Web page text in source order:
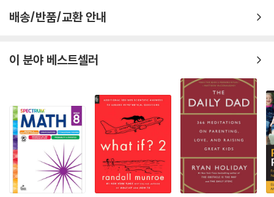
배송/반품/교환 안내
이 분야 베스트셀러